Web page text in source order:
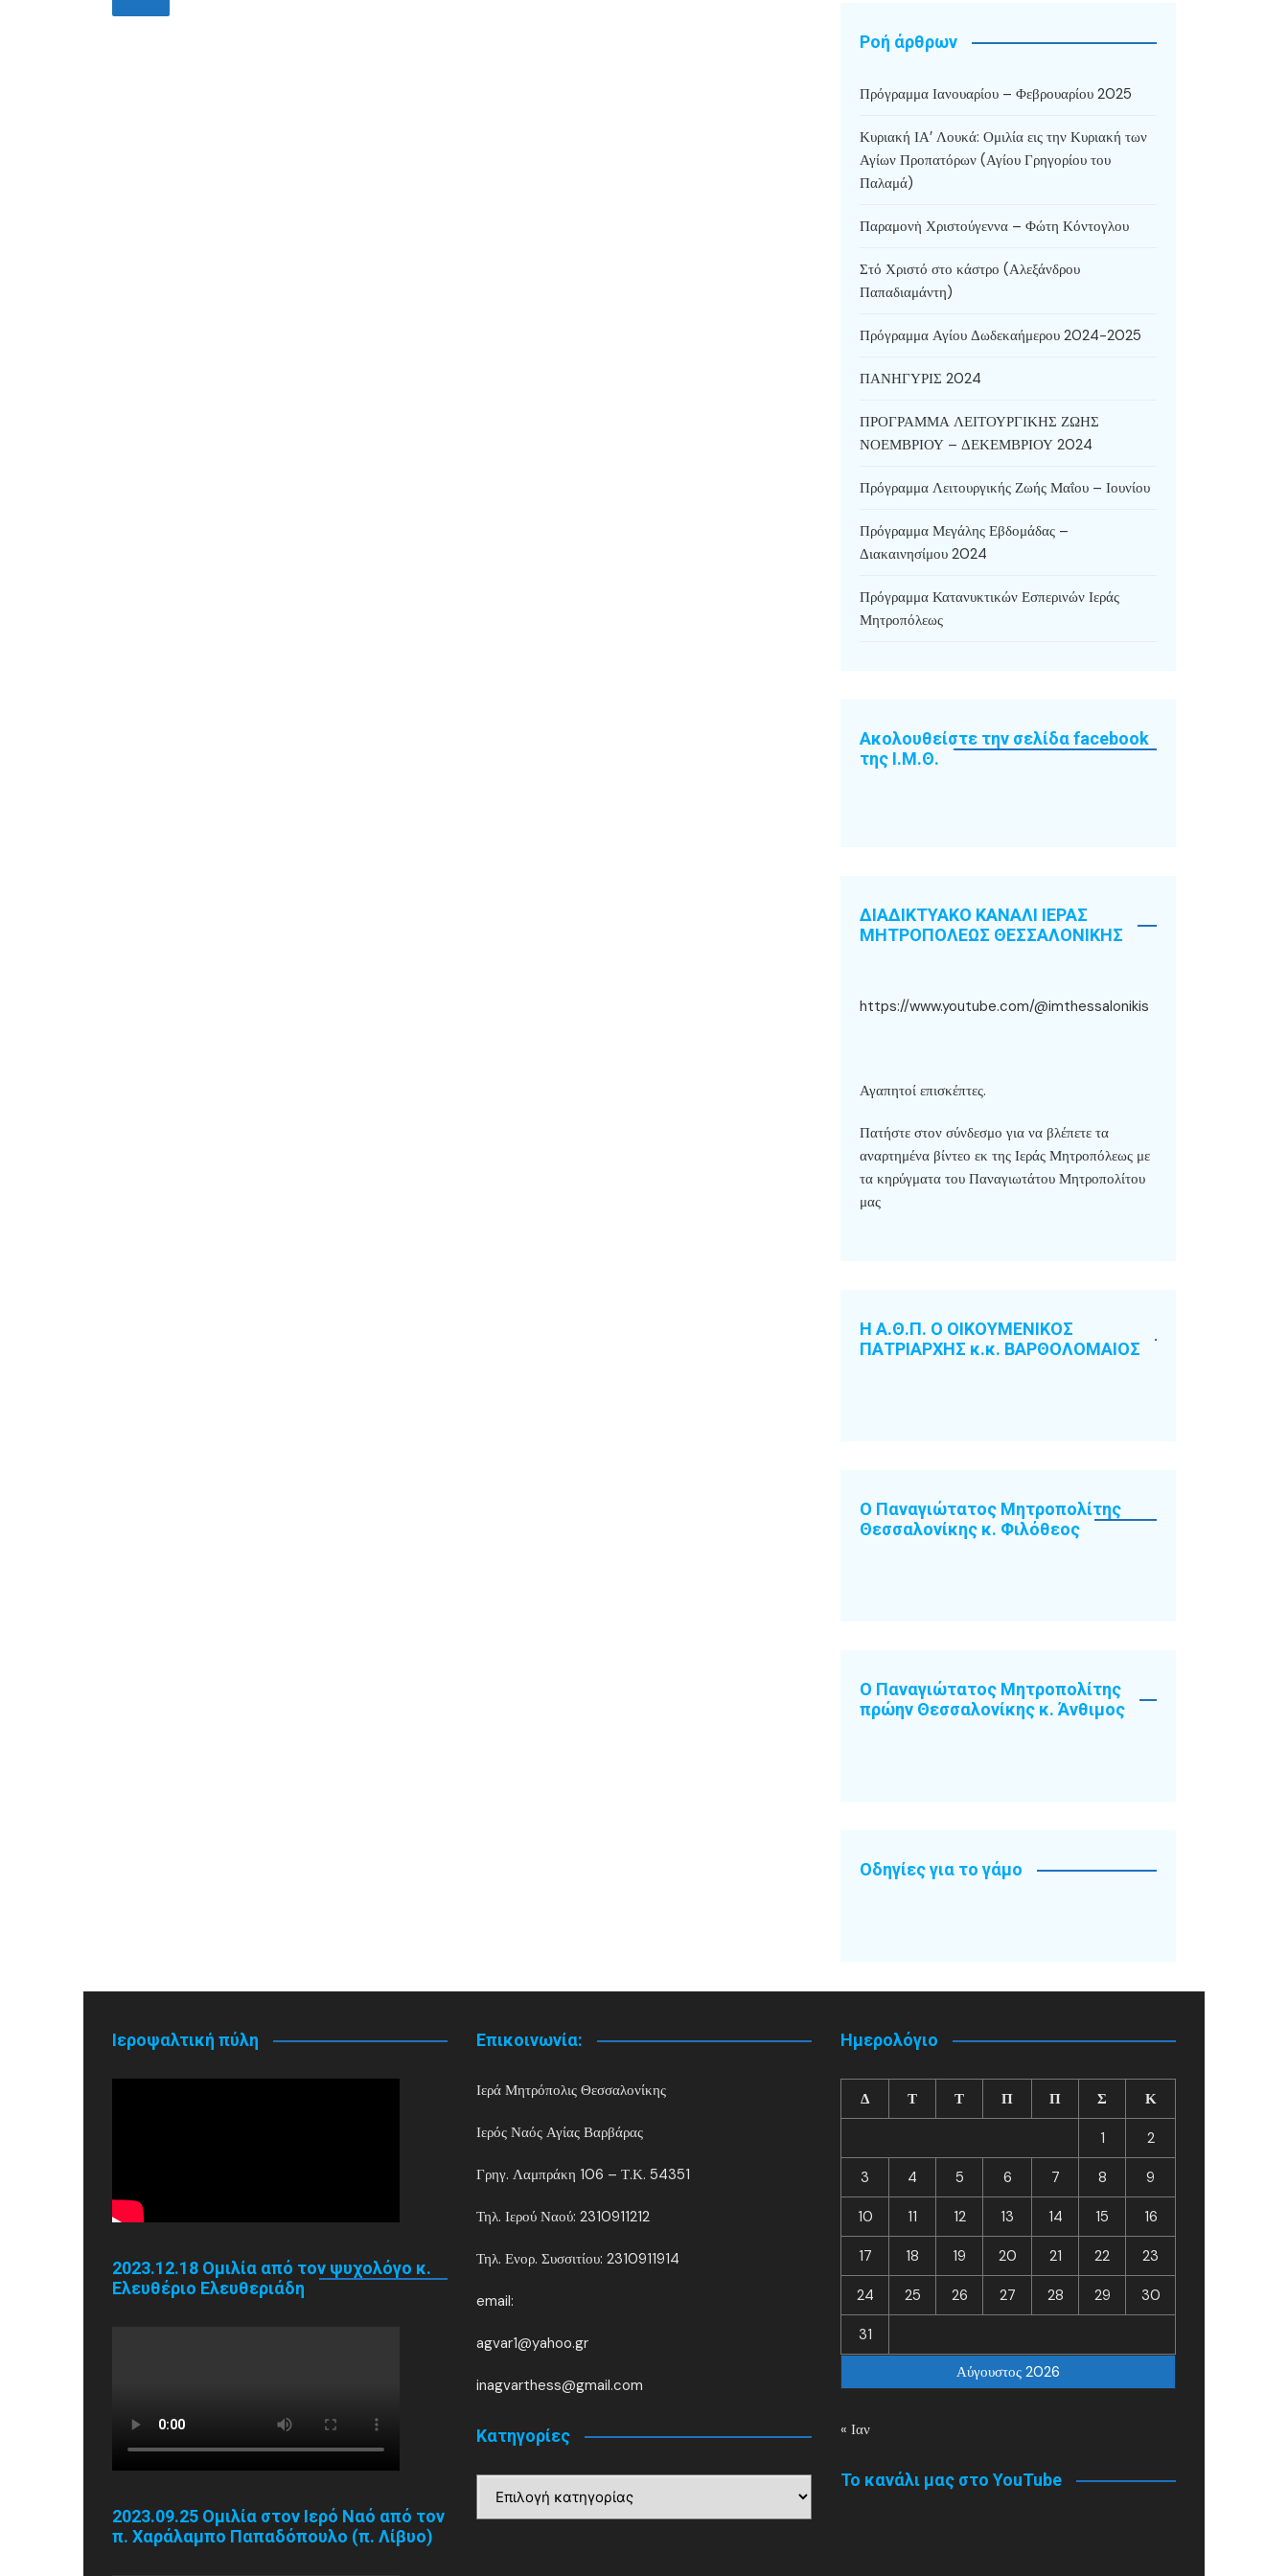
Ροή άρθρων
Πρόγραμμα Ιανουαρίου – Φεβρουαρίου 2025
Κυριακή ΙΑ’ Λουκά: Ομιλία εις την Κυριακή των
Αγίων Προπατόρων (Αγίου Γρηγορίου του
Παλαμά)
Παραμονὴ Χριστούγεννα – Φώτη Κόντογλου
Στό Χριστό στο κάστρο (Αλεξάνδρου
Παπαδιαμάντη)
Πρόγραμμα Αγίου Δωδεκαήμερου 2024-2025
ΠΑΝΗΓΥΡΙΣ 2024
ΠΡΟΓΡΑΜΜΑ ΛΕΙΤΟΥΡΓΙΚΗΣ ΖΩΗΣ
ΝΟΕΜΒΡΙΟΥ – ΔΕΚΕΜΒΡΙΟΥ 2024
Πρόγραμμα Λειτουργικής Ζωής Μαΐου – Ιουνίου
Πρόγραμμα Μεγάλης Εβδομάδας –
Διακαινησίμου 2024
Πρόγραμμα Κατανυκτικών Εσπερινών Ιεράς
Μητροπόλεως
Ακολουθείστε την σελίδα facebook
της Ι.Μ.Θ.
ΔΙΑΔΙΚΤΥΑΚΟ ΚΑΝΑΛΙ ΙΕΡΑΣ
ΜΗΤΡΟΠΟΛΕΩΣ ΘΕΣΣΑΛΟΝΙΚΗΣ
https://www.youtube.com/@imthessalonikis
Αγαπητοί επισκέπτες.
Πατήστε στον σύνδεσμο για να βλέπετε τα
αναρτημένα βίντεο εκ της Ιεράς Μητροπόλεως με
τα κηρύγματα του Παναγιωτάτου Μητροπολίτου
μας
Η Α.Θ.Π. Ο ΟΙΚΟΥΜΕΝΙΚΟΣ
ΠΑΤΡΙΑΡΧΗΣ κ.κ. ΒΑΡΘΟΛΟΜΑΙΟΣ
Ο Παναγιώτατος Μητροπολίτης
Θεσσαλονίκης κ. Φιλόθεος
Ο Παναγιώτατος Μητροπολίτης
πρώην Θεσσαλονίκης κ. Άνθιμος
Οδηγίες για το γάμο
Ιεροψαλτική πύλη
2023.12.18 Ομιλία από τον ψυχολόγο κ.
Ελευθέριο Ελευθεριάδη
2023.09.25 Ομιλία στον Ιερό Ναό από τον
π. Χαράλαμπο Παπαδόπουλο (π. Λίβυο)
Επικοινωνία:
Ιερά Μητρόπολις Θεσσαλονίκης
Ιερός Ναός Αγίας Βαρβάρας
Γρηγ. Λαμπράκη 106 – Τ.Κ. 54351
Τηλ. Ιερού Ναού: 2310911212
Τηλ. Ενορ. Συσσιτίου: 2310911914
email:
agvar1@yahoo.gr
inagvarthess@gmail.com
Kατηγορίες
Ημερολόγιο
Αύγουστος 2026
Δ Τ Τ Π Π Σ Κ
1 2
3 4 5 6 7 8 9
10 11 12 13 14 15 16
17 18 19 20 21 22 23
24 25 26 27 28 29 30
31
« Ιαν
Το κανάλι μας στο YouTube